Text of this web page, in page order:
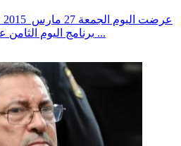
برنامج اليوم الثامن عرض فيديو يطرح أسئلة و يف ...